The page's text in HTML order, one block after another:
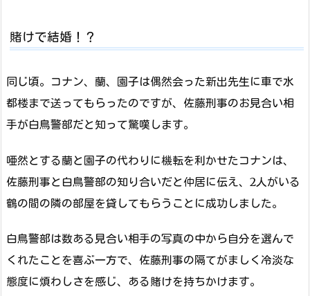
賭けで結婚！？
同じ頃。コナン、蘭、園子は偶然会った新出先生に車で水
都楼まで送ってもらったのですが、佐藤刑事のお見合い相
手が白鳥警部だと知って驚嘆します。
唖然とする蘭と園子の代わりに機転を利かせたコナンは、
佐藤刑事と白鳥警部の知り合いだと仲居に伝え、2人がいる
鶴の間の隣の部屋を貸してもらうことに成功しました。
白鳥警部は数ある見合い相手の写真の中から自分を選んで
くれたことを喜ぶ一方で、佐藤刑事の隔てがましく冷淡な
態度に煩わしさを感じ、ある賭けを持ちかけます。